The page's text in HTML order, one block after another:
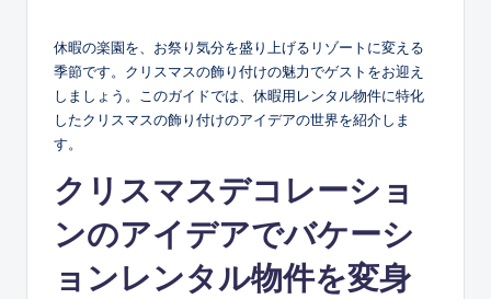
休暇の楽園を、お祭り気分を盛り上げるリゾートに変える
季節です。クリスマスの飾り付けの魅力でゲストをお迎え
しましょう。このガイドでは、休暇用レンタル物件に特化
したクリスマスの飾り付けのアイデアの世界を紹介しま
す。
クリスマスデコレーショ
ンのアイデアでバケーシ
ョンレンタル物件を変身